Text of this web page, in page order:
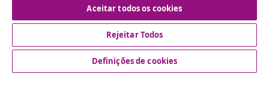
Rescindir o contrato
Atendimento ao cliente
Aceitar todos os cookies
Rejeitar Todos
Definições de cookies